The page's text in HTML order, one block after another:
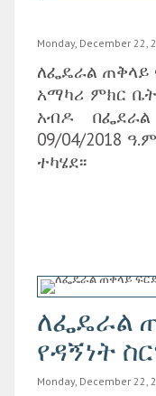
Monday, December 22,
ለፌዴራል ጠቅላይ
አማካሪ ምክር
አብዶ
09/04/2018
ተካሄደ፡፡
ለፌዴራል
የዳኝነት
Monday, December 22,